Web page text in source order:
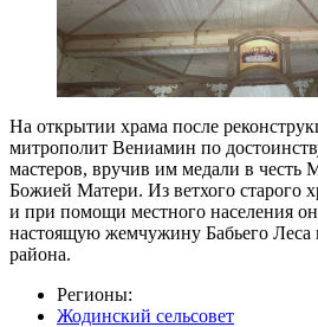
На открытии храма после
митрополит Вениамин по
мастеров, вручив им медали в честь
Божией Матери. Из ветхого старого
и при помощи местного населения он
настоящую жемчужину Бабьего Леса
района.
Регионы:
Жодинский сельсовет